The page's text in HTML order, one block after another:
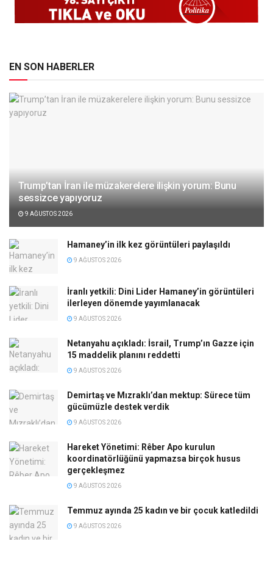
EN SON HABERLER
Trump’tan İran ile müzakerelere ilişkin yorum: Bunu
sessizce yapıyoruz
9 AĞUSTOS 2026
Hamaney’in ilk kez görüntüleri paylaşıldı
9 AĞUSTOS 2026
İranlı yetkili: Dini Lider Hamaney’in görüntüleri
ilerleyen dönemde yayımlanacak
9 AĞUSTOS 2026
Netanyahu açıkladı: İsrail, Trump’ın Gazze için
15 maddelik planını reddetti
9 AĞUSTOS 2026
Demirtaş ve Mızraklı’dan mektup: Sürece tüm
gücümüzle destek verdik
9 AĞUSTOS 2026
Hareket Yönetimi: Rêber Apo kurulun
koordinatörlüğünü yapmazsa birçok husus
gerçekleşmez
9 AĞUSTOS 2026
Temmuz ayında 25 kadın ve bir çocuk katledildi
9 AĞUSTOS 2026